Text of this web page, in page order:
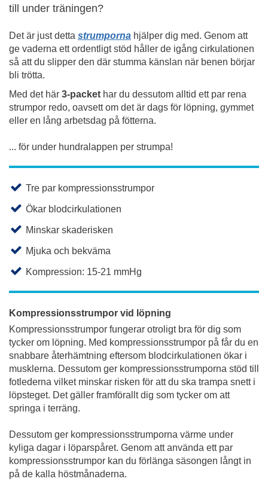
till under träningen?
Det är just detta strumporna hjälper dig med. Genom att
ge vaderna ett ordentligt stöd håller de igång cirkulationen
så att du slipper den där stumma känslan när benen börjar
bli trötta.
Med det här 3-packet har du dessutom alltid ett par rena
strumpor redo, oavsett om det är dags för löpning, gymmet
eller en lång arbetsdag på fötterna.
... för under hundralappen per strumpa!
Tre par kompressionsstrumpor
Ökar blodcirkulationen
Minskar skaderisken
Mjuka och bekväma
Kompression: 15-21 mmHg
Kompressionsstrumpor vid löpning
Kompressionsstrumpor fungerar otroligt bra för dig som
tycker om löpning. Med kompressionsstrumpor på får du en
snabbare återhämtning eftersom blodcirkulationen ökar i
musklerna. Dessutom ger kompressionsstrumporna stöd till
fotlederna vilket minskar risken för att du ska trampa snett i
löpsteget. Det gäller framförallt dig som tycker om att
springa i terräng.
Dessutom ger kompressionsstrumporna värme under
kyliga dagar i löparspåret. Genom att använda ett par
kompressionsstrumpor kan du förlänga säsongen långt in
på de kalla höstmånaderna.